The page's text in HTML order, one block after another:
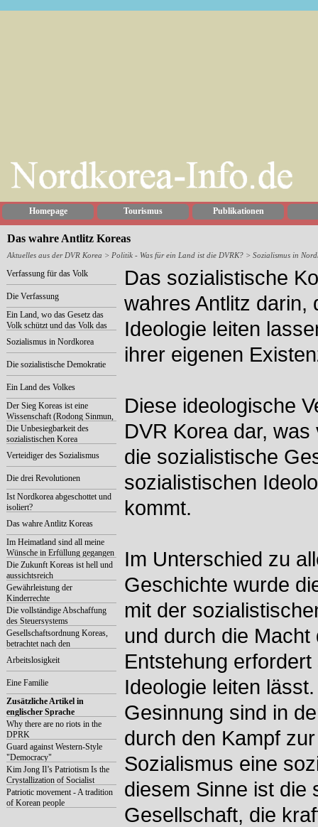
Homepage Tourismus Publikationen
Das wahre Antlitz Koreas
Aktuelles aus der DVR Korea > Politik - Was für ein Land ist die DVRK?> Sozialismus in
Verfassung für das Volk
Die Verfassung
Ein Land, wo das Gesetz das
Volk schützt und das Volk das
Gesetz schützt
Sozialismus in Nordkorea
Die sozialistische Demokratie
Ein Land des Volkes
Der Sieg Koreas ist eine
Wissenschaft (Rodong Sinmun,
Oktober 2016)
Die Unbesiegbarkeit des
sozialistischen Korea
Verteidiger des Sozialismus
Die drei Revolutionen
Ist Nordkorea abgeschottet und
isoliert?
Das wahre Antlitz Koreas
Im Heimatland sind all meine
Wünsche in Erfüllung gegangen
Die Zukunft Koreas ist hell und
aussichtsreich
Gewährleistung der
Kinderrechte
Die vollständige Abschaffung
des Steuersystems
Gesellschaftsordnung Koreas,
betrachtet nach den
Naturkatastrophen (2020)
Arbeitslosigkeit
Eine Familie
Zusätzliche Artikel in
englischer Sprache
Why there are no riots in the
DPRK
Guard against Western-Style
"Democracy"
Kim Jong Il’s Patriotism Is the
Crystallization of Socialist
Patriotism
Patriotic movement - A tradition
of Korean people
Das sozialistische
wahres Antlitz darin,
Ideologie leiten
ihrer eigenen
Diese ideologische
DVR Korea dar,
die sozialistische
sozialistischen
kommt.
Im Unterschied zu
Geschichte wurde
mit der
und durch die
Entstehung
Ideologie leiten
Gesinnung sind in
durch den Kampf
Sozialismus eine
diesem Sinne ist die
Gesellschaft, die